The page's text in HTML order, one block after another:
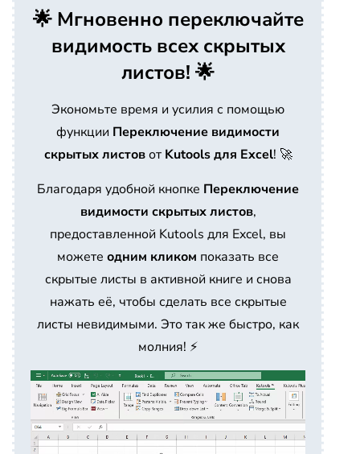
🌟 Мгновенно переключайте
видимость всех скрытых
листов! 🌟
Экономьте время и усилия с помощью
функции Переключение видимости
скрытых листовот Kutools для Excel! 🚀
Благодаря удобной кнопке Переключение
видимости скрытых листов,
предоставленной Kutools для Excel, вы
можете одним кликом показать все
скрытые листы в активной книге и снова
нажать её, чтобы сделать все скрытые
листы невидимыми. Это так же быстро, как
молния! ⚡